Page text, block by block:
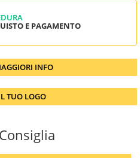
E PAGAMENTO
INFO
TUO LOGO